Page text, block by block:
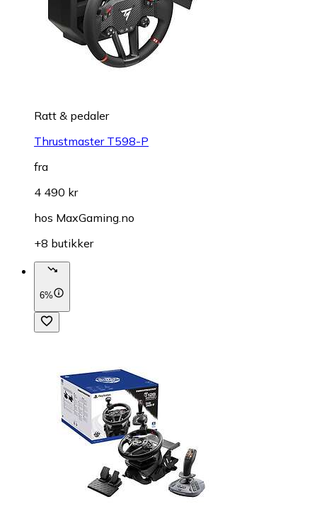
Ratt & pedaler
Thrustmaster T598-P
fra
4 490 kr
hos MaxGaming.no
+8 butikker
6%